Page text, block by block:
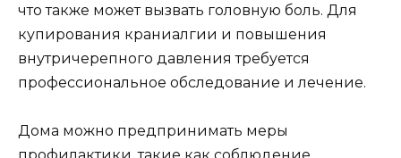
что также может вызвать головную боль. Для
купирования краниалгии и повышения
внутричерепного давления требуется
профессиональное обследование и лечение.
Дома можно предпринимать меры